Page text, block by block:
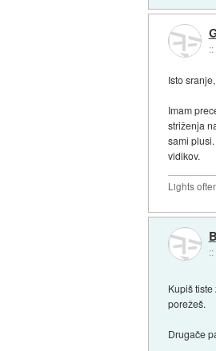
::
Isto
Imam
striženja
sami
vidikov.
Lights
::
Kupiš
porežeš.
Drugače